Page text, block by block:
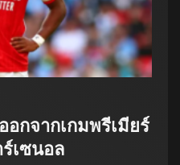
กจากเกมพรีเมียร์
เซนอล